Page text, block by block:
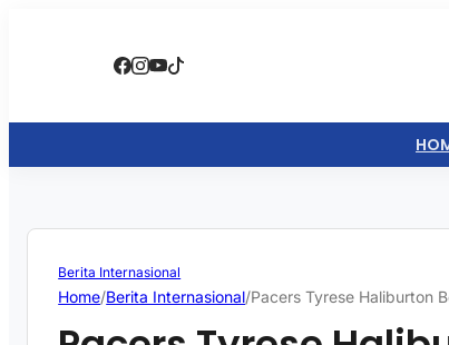
Berita Internasional
Home/Berita Internasional/Pacers Tyrese Haliburton